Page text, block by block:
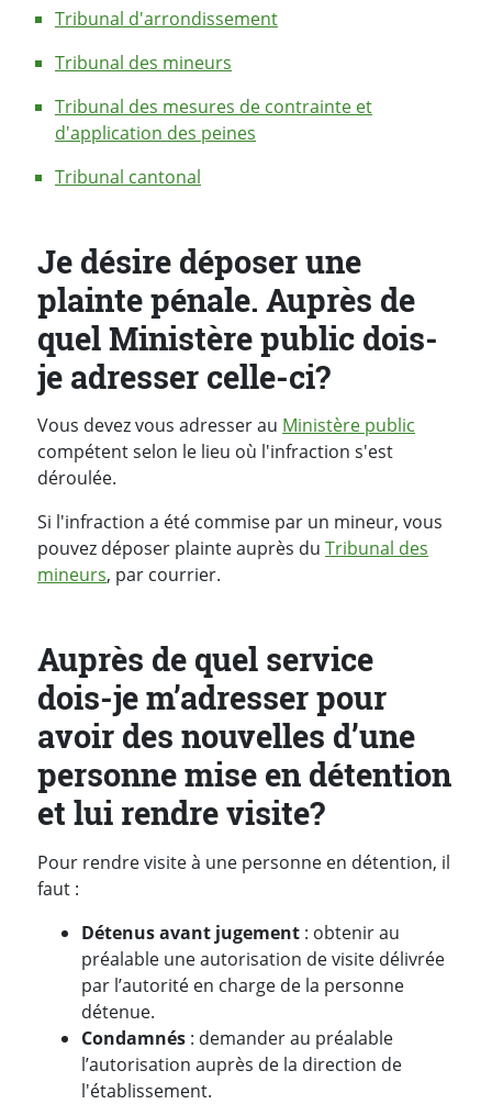
Tribunal d'arrondissement
Tribunal des mineurs
Tribunal des mesures de contrainte et
d'application des peines
Tribunal cantonal
Je désire déposer une
plainte pénale. Auprès de
quel Ministère public dois-
je adresser celle-ci?
Vous devez vous adresser au Ministère public
compétent selon le lieu où l'infraction s'est
déroulée.
Si l'infraction a été commise par un mineur, vous
pouvez déposer plainte auprès du Tribunal des
mineurs, par courrier.
Auprès de quel service
dois-je m’adresser pour
avoir des nouvelles d’une
personne mise en détention
et lui rendre visite?
Pour rendre visite à une personne en détention, il
faut :
Détenus avant jugement : obtenir au
préalable une autorisation de visite délivrée
par l’autorité en charge de la personne
détenue.
Condamnés : demander au préalable
l’autorisation auprès de la direction de
l'établissement.